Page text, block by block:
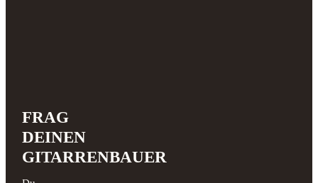
FRAG
DEINEN
GITARRENBAUER